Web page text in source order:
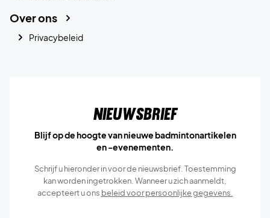
Over ons
Privacybeleid
Nieuwsbrief
Blijf op de hoogte van nieuwe badmintonartikelen
en -evenementen.
Schrijf u hieronder in voor de nieuwsbrief. Toestemming
kan worden ingetrokken. Wanneer u zich aanmeldt,
accepteert u ons beleid voor persoonlijke gegevens.